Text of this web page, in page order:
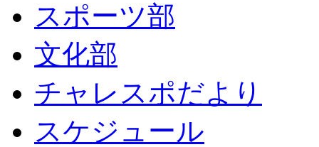
スポーツ部
文化部
チャレスポだより
スケジュール